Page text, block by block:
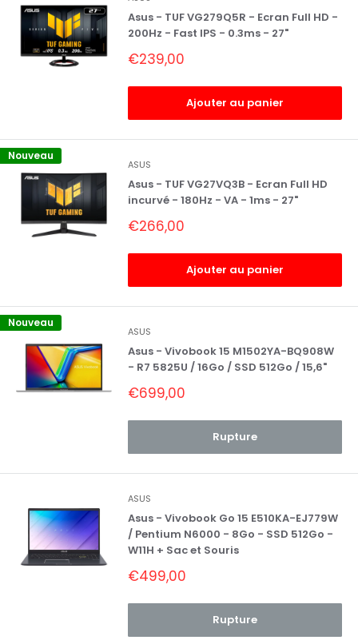
Asus - TUF VG279Q5R - Ecran Full HD -
200Hz - Fast IPS - 0.3ms - 27"
Prix
réduit
€239,00
Ajouter au panier
Nouveau
ASUS
Asus - TUF VG27VQ3B - Ecran Full HD
incurvé - 180Hz - VA - 1ms - 27"
Prix
réduit
€266,00
Ajouter au panier
Nouveau
ASUS
Asus - Vivobook 15 M1502YA-BQ908W
- R7 5825U / 16Go / SSD 512Go / 15,6"
Prix
réduit
€699,00
Rupture
ASUS
Asus - Vivobook Go 15 E510KA-EJ779W
/ Pentium N6000 - 8Go - SSD 512Go -
W11H + Sac et Souris
Prix
réduit
€499,00
Rupture